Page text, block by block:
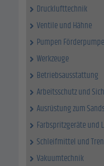
Drucklufttechnik
Ventile und Hähne
Pumpen
Werkzeuge
Betriebsausstattung
Arbeitsschutz und
Ausrüstung zum
Farbspritzgeräte und
Schleifmittel und
Vakuumtechnik